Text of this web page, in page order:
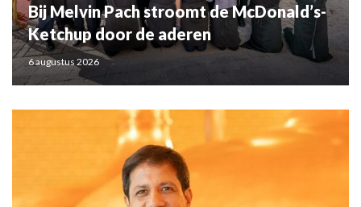
Bij Melvin Pach stroomt de McDonald’s-
Ketchup door de aderen
6 augustus 2026